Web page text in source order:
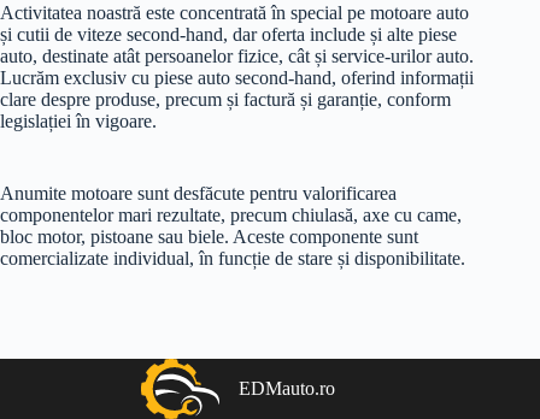
Activitatea noastră este concentrată în special pe motoare auto
și cutii de viteze second-hand, dar oferta include și alte piese
auto, destinate atât persoanelor fizice, cât și service-urilor auto.
Lucrăm exclusiv cu piese auto second-hand, oferind informații
clare despre produse, precum și factură și garanție, conform
legislației în vigoare.
Anumite motoare sunt desfăcute pentru valorificarea
componentelor mari rezultate, precum chiulasă, axe cu came,
bloc motor, pistoane sau biele. Aceste componente sunt
comercializate individual, în funcție de stare și disponibilitate.
EDMauto.ro